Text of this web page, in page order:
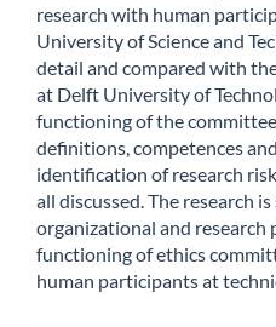
research with human
University of Science and
detail and compared with
at Delft University of
functioning of the
definitions, competences
identification of research
all discussed. The research
organizational and research
functioning of ethics
human participants at